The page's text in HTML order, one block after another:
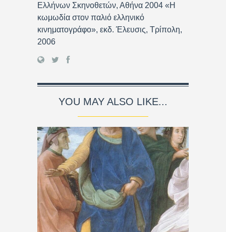
Ελλήνων Σκηνοθετών, Αθήνα 2004 «Η
κωμωδία στον παλιό ελληνικό
κινηματογράφο», εκδ. Έλευσις, Τρίπολη,
2006
YOU MAY ALSO LIKE...